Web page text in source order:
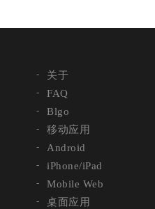
关于
FAQ
Blgo
移动应用
Android
iPhone/iPad
Mobile Web
桌面应用